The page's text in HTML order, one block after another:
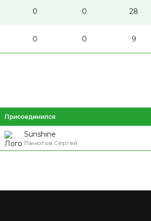
0 0 28
0 0 9
Присоединился
Sunshine
Панюгов Сергей